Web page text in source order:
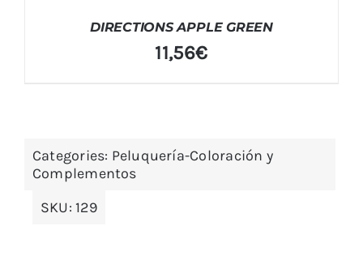
DIRECTIONS APPLE GREEN
11,56€
Categories: Peluquería-Coloración y
Complementos
SKU:129